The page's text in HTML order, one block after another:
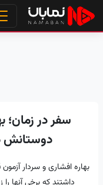
سفر در زمان؛
دوستانش در
بهاره افشاری و سردار آزمون